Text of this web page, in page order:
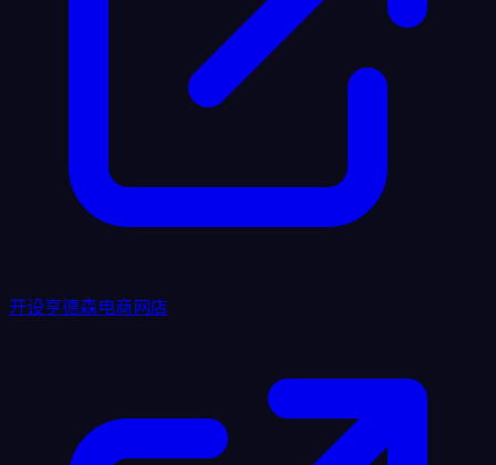
开设亨德森电商网店